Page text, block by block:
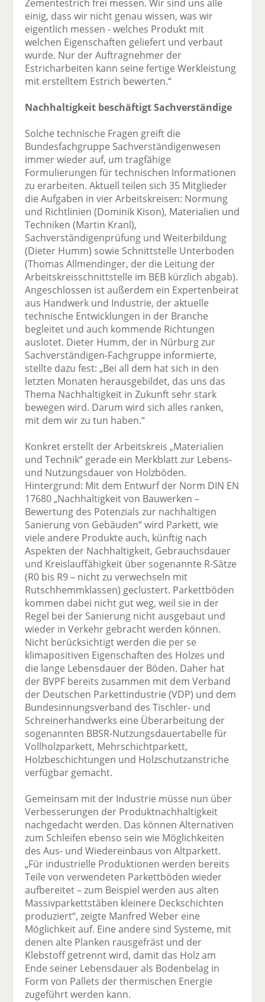
Zementestrich frei messen. Wir sind uns alle
einig, dass wir nicht genau wissen, was wir
eigentlich messen - welches Produkt mit
welchen Eigenschaften geliefert und verbaut
wurde. Nur der Auftragnehmer der
Estricharbeiten kann seine fertige Werkleistung
mit erstelltem Estrich bewerten.“
Nachhaltigkeit beschäftigt Sachverständige
Solche technische Fragen greift die
Bundesfachgruppe Sachverständigenwesen
immer wieder auf, um tragfähige
Formulierungen für technischen Informationen
zu erarbeiten. Aktuell teilen sich 35 Mitglieder
die Aufgaben in vier Arbeitskreisen: Normung
und Richtlinien (Dominik Kison), Materialien und
Techniken (Martin Kranl),
Sachverständigenprüfung und Weiterbildung
(Dieter Humm) sowie Schnittstelle Unterboden
(Thomas Allmendinger, der die Leitung der
Arbeitskreisschnittstelle im BEB kürzlich abgab).
Angeschlossen ist außerdem ein Expertenbeirat
aus Handwerk und Industrie, der aktuelle
technische Entwicklungen in der Branche
begleitet und auch kommende Richtungen
auslotet. Dieter Humm, der in Nürburg zur
Sachverständigen-Fachgruppe informierte,
stellte dazu fest: „Bei all dem hat sich in den
letzten Monaten herausgebildet, das uns das
Thema Nachhaltigkeit in Zukunft sehr stark
bewegen wird. Darum wird sich alles ranken,
mit dem wir zu tun haben.“
Konkret erstellt der Arbeitskreis „Materialien
und Technik“ gerade ein Merkblatt zur Lebens-
und Nutzungsdauer von Holzböden.
Hintergrund: Mit dem Entwurf der Norm DIN EN
17680 „Nachhaltigkeit von Bauwerken –
Bewertung des Potenzials zur nachhaltigen
Sanierung von Gebäuden“ wird Parkett, wie
viele andere Produkte auch, künftig nach
Aspekten der Nachhaltigkeit, Gebrauchsdauer
und Kreislauffähigkeit über sogenannte R-Sätze
(R0 bis R9 – nicht zu verwechseln mit
Rutschhemmklassen) geclustert. Parkettböden
kommen dabei nicht gut weg, weil sie in der
Regel bei der Sanierung nicht ausgebaut und
wieder in Verkehr gebracht werden können.
Nicht berücksichtigt werden die per se
klimapositiven Eigenschaften des Holzes und
die lange Lebensdauer der Böden. Daher hat
der BVPF bereits zusammen mit dem Verband
der Deutschen Parkettindustrie (VDP) und dem
Bundesinnungsverband des Tischler- und
Schreinerhandwerks eine Überarbeitung der
sogenannten BBSR-Nutzungsdauertabelle für
Vollholzparkett, Mehrschichtparkett,
Holzbeschichtungen und Holzschutzanstriche
verfügbar gemacht.
Gemeinsam mit der Industrie müsse nun über
Verbesserungen der Produktnachhaltigkeit
nachgedacht werden. Das können Alternativen
zum Schleifen ebenso sein wie Möglichkeiten
des Aus- und Wiedereinbaus von Altparkett.
„Für industrielle Produktionen werden bereits
Teile von verwendeten Parkettböden wieder
aufbereitet – zum Beispiel werden aus alten
Massivparkettstäben kleinere Deckschichten
produziert“, zeigte Manfred Weber eine
Möglichkeit auf. Eine andere sind Systeme, mit
denen alte Planken rausgefräst und der
Klebstoff getrennt wird, damit das Holz am
Ende seiner Lebensdauer als Bodenbelag in
Form von Pallets der thermischen Energie
zugeführt werden kann.